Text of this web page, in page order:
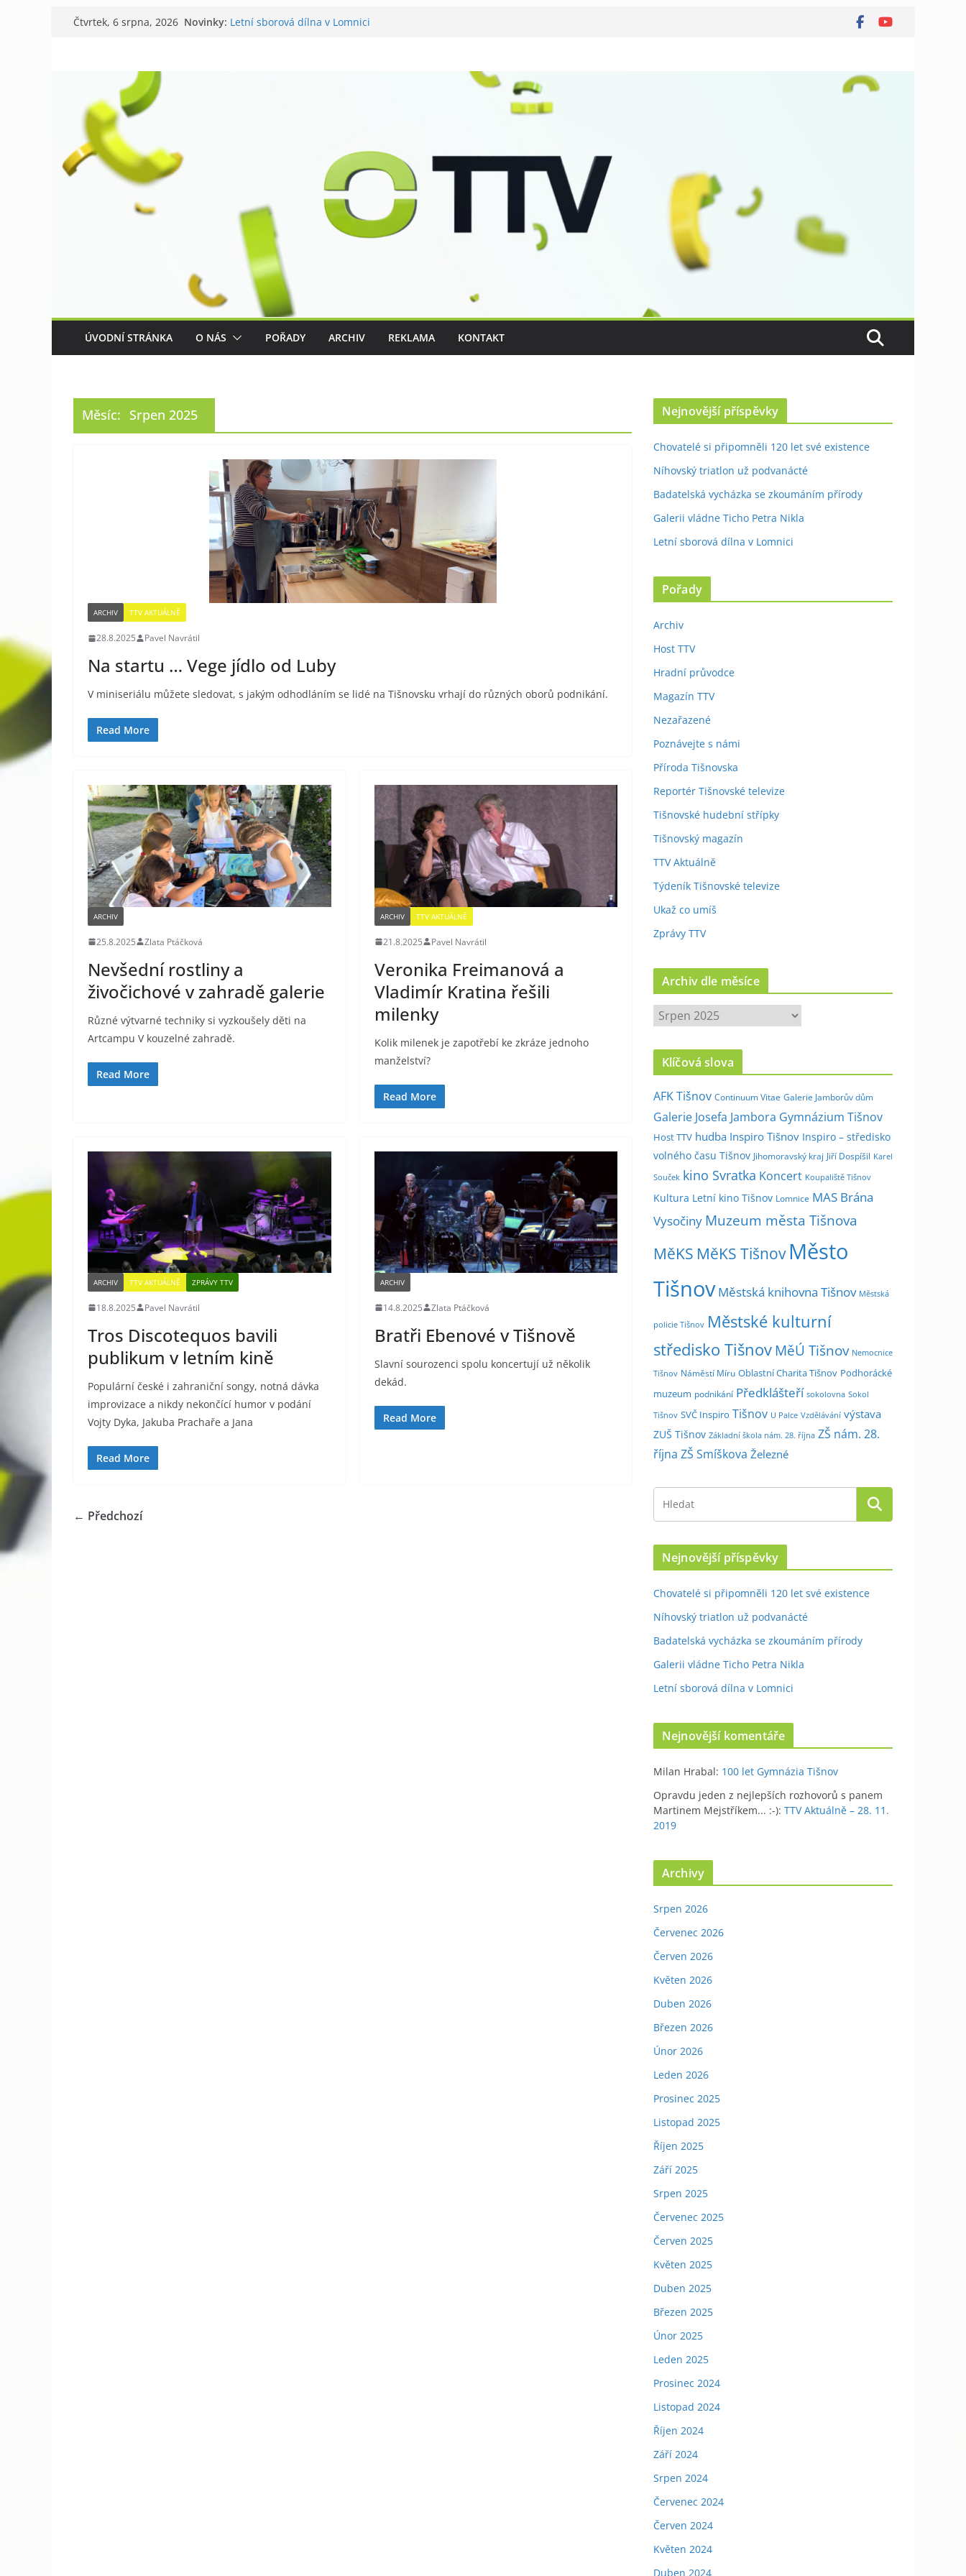
Přeskočit
Čtvrtek, 6 srpna, 2026 Novinky: Letní sborová dílna v Lomnici
ÚVODNÍ STRÁNKA O NÁS POŘADY ARCHIV REKLAMA KONTAKT
Měsíc: Srpen 2025
ARCHIV TTV AKTUÁLNĚ
28.8.2025 Pavel Navrátil
Na startu … Vege jídlo od Luby
V miniseriálu můžete sledovat, s jakým odhodláním se lidé na Tišnovsku vrhají do různých oborů podnikání.
Read More
ARCHIV
25.8.2025 Zlata Ptáčková
Nevšední rostliny a
živočichové v zahradě galerie
Různé výtvarné techniky si vyzkoušely děti na
Artcampu V kouzelné zahradě.
Read More
ARCHIV TTV AKTUÁLNĚ
21.8.2025 Pavel Navrátil
Veronika Freimanová a
Vladimír Kratina řešili
milenky
Kolik milenek je zapotřebí ke zkráze jednoho
manželství?
Read More
ARCHIV TTV AKTUÁLNĚ ZPRÁVY TTV
18.8.2025 Pavel Navrátil
Tros Discotequos bavili
publikum v letním kině
Populární české i zahraniční songy, notná dávka
improvizace a nikdy nekončící humor v podání
Vojty Dyka, Jakuba Prachaře a Jana
Read More
ARCHIV
14.8.2025 Zlata Ptáčková
Bratři Ebenové v Tišnově
Slavní sourozenci spolu koncertují už několik
dekád.
Read More
← Předchozí
Nejnovější příspěvky
Chovatelé si připomněli 120 let své existence
Níhovský triatlon už podvanácté
Badatelská vycházka se zkoumáním přírody
Galerii vládne Ticho Petra Nikla
Letní sborová dílna v Lomnici
Pořady
Archiv
Host TTV
Hradní průvodce
Magazín TTV
Nezařazené
Poznávejte s námi
Příroda Tišnovska
Reportér Tišnovské televize
Tišnovské hudební střípky
Tišnovský magazín
TTV Aktuálně
Týdeník Tišnovské televize
Ukaž co umíš
Zprávy TTV
Archiv dle měsíce
c
v
d
l
e
m
ě
c
Klíčová slova
AFK Tišnov Continuum Vitae Galerie Jamborův dům
Galerie Josefa Jambora Gymnázium Tišnov
Host TTV hudba Inspiro Tišnov Inspiro – středisko
volného času Tišnov Jihomoravský kraj Jiří Dospíšil Karel
Souček kino Svratka Koncert Koupaliště Tišnov
Kultura Letní kino Tišnov Lomnice MAS Brána
Vysočiny Muzeum města Tišnova
MěKS MěKS Tišnov Město
Tišnov Městská knihovna Tišnov Městská
policie Tišnov Městské kulturní
středisko Tišnov MěÚ Tišnov Nemocnice
Tišnov Náměstí Míru Oblastní Charita Tišnov Podhorácké
muzeum podnikání Předklášteří sokolovna Sokol
Tišnov SVČ Inspiro Tišnov U Palce Vzdělávání výstava
ZUŠ Tišnov Základní škola nám. 28. října ZŠ nám. 28.
října ZŠ Smíškova Železné
Nejnovější příspěvky
Chovatelé si připomněli 120 let své existence
Níhovský triatlon už podvanácté
Badatelská vycházka se zkoumáním přírody
Galerii vládne Ticho Petra Nikla
Letní sborová dílna v Lomnici
Nejnovější komentáře
Milan Hrabal: 100 let Gymnázia Tišnov
Opravdu jeden z nejlepších rozhovorů s panem
Martinem Mejstříkem... :-): TTV Aktuálně – 28. 11.
2019
Archivy
Srpen 2026
Červenec 2026
Červen 2026
Květen 2026
Duben 2026
Březen 2026
Únor 2026
Leden 2026
Prosinec 2025
Listopad 2025
Říjen 2025
Září 2025
Srpen 2025
Červenec 2025
Červen 2025
Květen 2025
Duben 2025
Březen 2025
Únor 2025
Leden 2025
Prosinec 2024
Listopad 2024
Říjen 2024
Září 2024
Srpen 2024
Červenec 2024
Červen 2024
Květen 2024
Duben 2024